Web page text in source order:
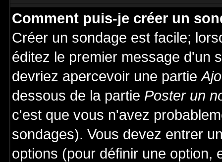
Comment puis-je créer un
Créer un sondage est facile;
éditez le premier message d'un
devriez apercevoir une partie
dessous de la partie Poster un
c'est que vous n'avez
sondages). Vous devez entrer
options (pour définir une option,